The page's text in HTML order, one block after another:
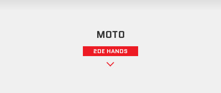
MOTO
2DE HANDS